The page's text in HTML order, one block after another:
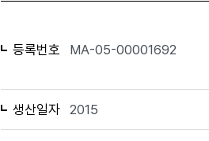
등록번호 MA-05-00001692
생산일자 2015